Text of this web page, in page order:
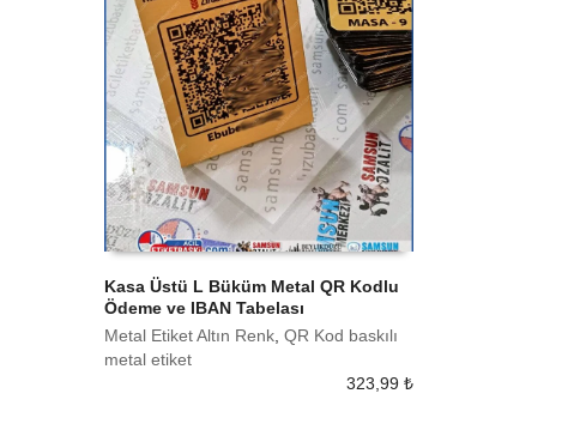
Kasa Üstü L Büküm Metal QR Kodlu
Ödeme ve IBAN Tabelası
Metal Etiket Altın Renk, QR Kod baskılı
metal etiket
323,99 ₺